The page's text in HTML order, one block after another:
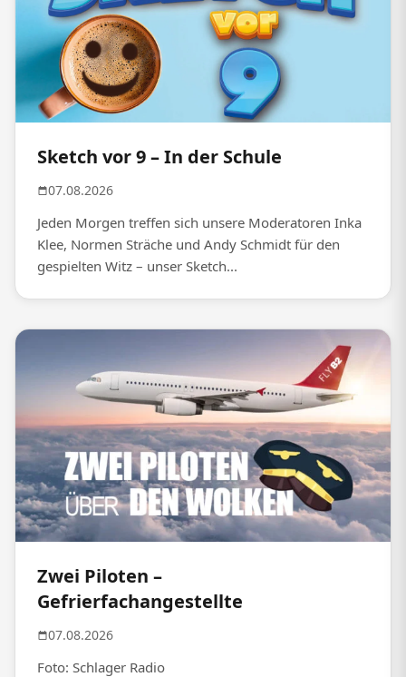
Sketch vor 9 – In der Schule
07.08.2026
Jeden Morgen treffen sich unsere Moderatoren Inka
Klee, Normen Sträche und Andy Schmidt für den
gespielten Witz – unser Sketch...
Zwei Piloten –
Gefrierfachangestellte
07.08.2026
Foto: Schlager Radio